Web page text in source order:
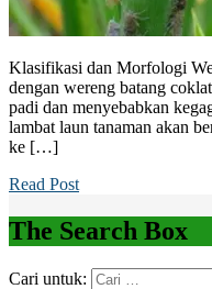
Klasifikasi dan Morfologi
dengan wereng batang
padi dan menyebabkan
lambat laun tanaman akan
ke […]
Read Post
The Search Box
Cari untuk: